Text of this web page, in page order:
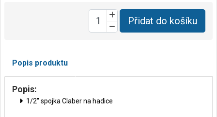
Přidat do košíku
Popis produktu
Popis:
1/2" spojka Claber na hadice